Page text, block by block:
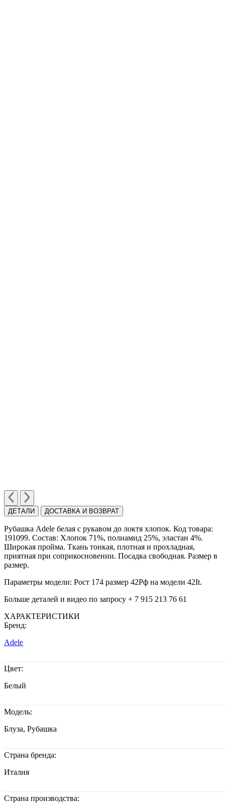
ДЕТАЛИ ДОСТАВКА И ВОЗВРАТ
Рубашка Adele белая c рукавом до локтя хлопок. Код товара:
191099. Состав: Хлопок 71%, полиамид 25%, эластан 4%.
Широкая пройма. Ткань тонкая, плотная и прохладная,
приятная при соприкосновении. Посадка свободная. Размер в
размер.
Параметры модели: Рост 174 размер 42Рф на модели 42It.
Больше деталей и видео по запросу + 7 915 213 76 61
ХАРАКТЕРИСТИКИ
Бренд:
Adele
Цвет:
Белый
Модель:
Блуза, Рубашка
Страна бренда:
Италия
Страна производства: